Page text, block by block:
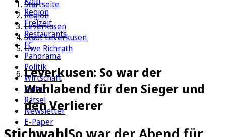
Region
Freizeit
Restaurants
FC
Panorama
Politik
Wirtschaft
Kultur
Rätsel
Newsletter
E-Paper
Startseite
Region
Leverkusen
Stadt Leverkusen
Uwe Richrath
Leverkusen: So war der
Wahlabend für den Sieger und
den Verlierer